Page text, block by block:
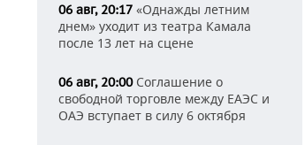
06 авг, 20:17 «Однажды летним
днем» уходит из театра Камала
после 13 лет на сцене
06 авг, 20:00Соглашение о
свободной торговле между ЕАЭС и
ОАЭ вступает в силу 6 октября